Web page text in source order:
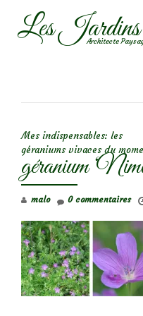
AllerLes Architecte
Mes indispensables: les
géraniums vivaces du
géranium
malo 0 commentaires